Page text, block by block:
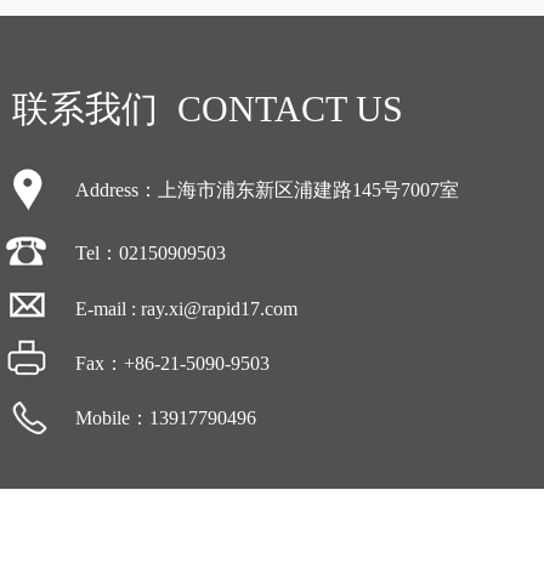
联系我们 CONTACT US
Address：上海市浦东新区浦建路145号7007室
Tel： 02150909503
E-mail : ray.xi@rapid17.com
Fax：+86-21-5090-9503
Mobile：13917790496